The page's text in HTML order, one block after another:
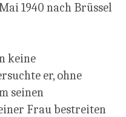
1940 nach Brüssel
keine
er, ohne
seinen
Frau bestreiten